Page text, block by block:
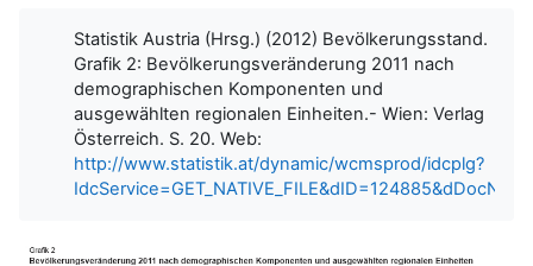
Statistik Austria (Hrsg.) (2012) Bevölkerungsstand.
Grafik 2: Bevölkerungsveränderung 2011 nach
demographischen Komponenten und
ausgewählten regionalen Einheiten.- Wien: Verlag
Österreich. S. 20. Web:
http://www.statistik.at/dynamic/wcmsprod/idcplg?